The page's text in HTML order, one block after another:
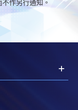
作另行通知。